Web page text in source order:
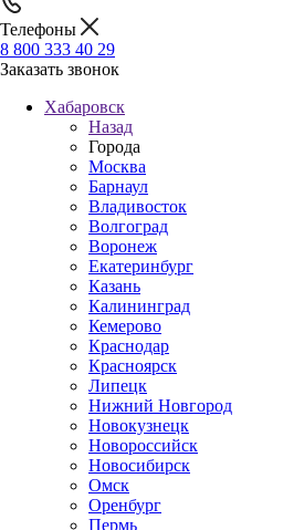
Телефоны
8 800 333 40 29
Заказать звонок
Хабаровск
Назад
Города
Москва
Барнаул
Владивосток
Волгоград
Воронеж
Екатеринбург
Казань
Калининград
Кемерово
Краснодар
Красноярск
Липецк
Нижний Новгород
Новокузнецк
Новороссийск
Новосибирск
Омск
Оренбург
Пермь